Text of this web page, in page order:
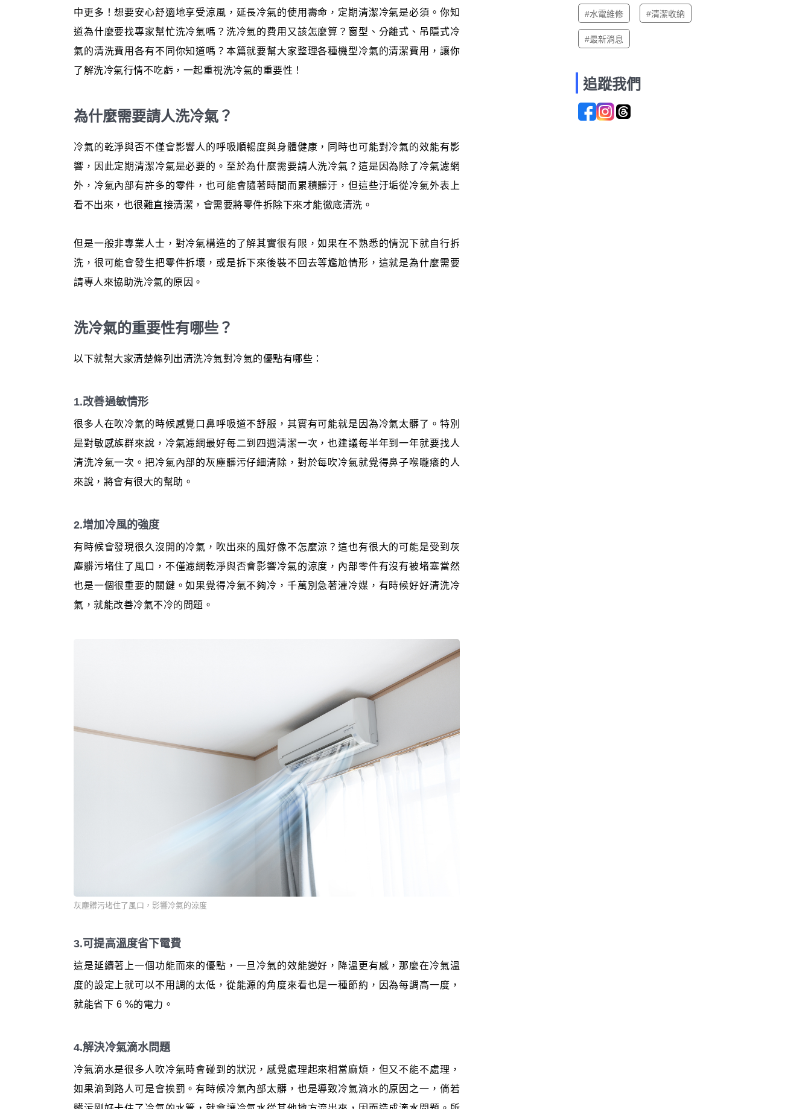
中更多！想要安心舒適地享受涼風，延長冷氣的使用壽命，定期清潔冷氣是必須。你知
道為什麼要找專家幫忙洗冷氣嗎？洗冷氣的費用又該怎麼算？窗型、分離式、吊隱式冷
氣的清洗費用各有不同你知道嗎？本篇就要幫大家整理各種機型冷氣的清潔費用，讓你
了解洗冷氣行情不吃虧，一起重視洗冷氣的重要性！
為什麼需要請人洗冷氣？
冷氣的乾淨與否不僅會影響人的呼吸順暢度與身體健康，同時也可能對冷氣的效能有影
響，因此定期清潔冷氣是必要的。至於為什麼需要請人洗冷氣？這是因為除了冷氣濾網
外，冷氣內部有許多的零件，也可能會隨著時間而累積髒汙，但這些汙垢從冷氣外表上
看不出來，也很難直接清潔，會需要將零件拆除下來才能徹底清洗。
但是一般非專業人士，對冷氣構造的了解其實很有限，如果在不熟悉的情況下就自行拆
洗，很可能會發生把零件拆壞，或是拆下來後裝不回去等尷尬情形，這就是為什麼需要
請專人來協助洗冷氣的原因。
洗冷氣的重要性有哪些？
以下就幫大家清楚條列出清洗冷氣對冷氣的優點有哪些：
1.改善過敏情形
很多人在吹冷氣的時候感覺口鼻呼吸道不舒服，其實有可能就是因為冷氣太髒了。特別
是對敏感族群來說，冷氣濾網最好每二到四週清潔一次，也建議每半年到一年就要找人
清洗冷氣一次。把冷氣內部的灰塵髒污仔細清除，對於每吹冷氣就覺得鼻子喉嚨癢的人
來說，將會有很大的幫助。
2.增加冷風的強度
有時候會發現很久沒開的冷氣，吹出來的風好像不怎麼涼？這也有很大的可能是受到灰
塵髒污堵住了風口，不僅濾網乾淨與否會影響冷氣的涼度，內部零件有沒有被堵塞當然
也是一個很重要的關鍵。如果覺得冷氣不夠冷，千萬別急著灌冷媒，有時候好好清洗冷
氣，就能改善冷氣不冷的問題。
灰塵髒污堵住了風口，影響冷氣的涼度
3.可提高溫度省下電費
這是延續著上一個功能而來的優點，一旦冷氣的效能變好，降溫更有感，那麼在冷氣溫
度的設定上就可以不用調的太低，從能源的角度來看也是一種節約，因為每調高一度，
就能省下 6 %的電力。
4.解決冷氣滴水問題
冷氣滴水是很多人吹冷氣時會碰到的狀況，感覺處理起來相當麻煩，但又不能不處理，
如果滴到路人可是會挨罰。有時候冷氣內部太髒，也是導致冷氣滴水的原因之一，倘若
#水電維修 #清潔收納
#最新消息
追蹤我們